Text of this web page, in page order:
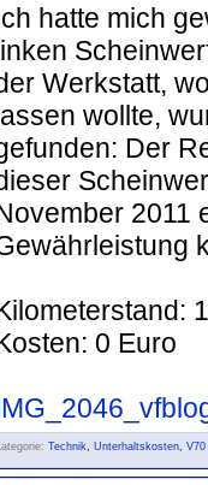
hatte mich
Werkstatt,
wollte,
Der
2011
0 Euro
Technik, Unterhaltskosten,